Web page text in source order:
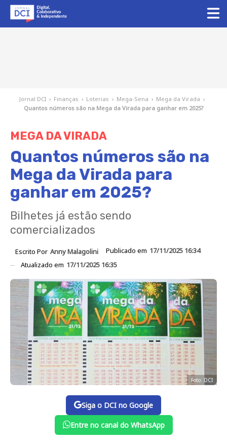
Jornal DCI › Finanças › Loterias › Mega-Sena › Mega da Virada ›
Quantos números são na Mega da Virada para ganhar em 2025?
MEGA DA VIRADA
Quantos números são na
Mega da Virada para
ganhar em 2025?
Bilhetes já estão sendo
comercializados
Escrito Por Anny Malagolini Publicado em 17/11/2025 16:34
Atualizado em 17/11/2025 16:35
Foto: DCI
Siga o DCI no Google
Entre no canal do WhatsApp